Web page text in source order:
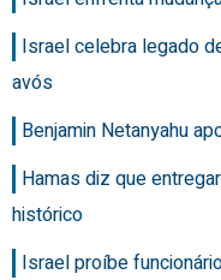
Israel celebra legado
avós
Benjamin Netanyahu
Hamas diz que
histórico
Israel proíbe